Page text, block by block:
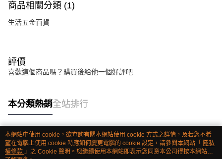
商品相關分類 (1)
生活五金百貨
評價
喜歡這個商品嗎？購買後給他一個好評吧
本分類熱銷全站排行
熱門標籤
本網站中使用 cookie，欲查詢有關本網站使用 cookie 方式之詳情，及若您不希
望在電腦上使用 cookie 時應如何變更電腦的 cookie 設定，請參閱本網站「 隱私
權條款 」之 Cookie 聲明。您繼續使用本網站即表示您同意本公司得按本網站使